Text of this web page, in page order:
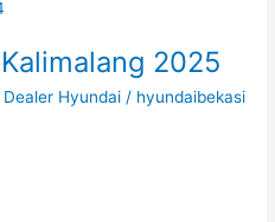
2025
Hyundai / hyundaibekasi